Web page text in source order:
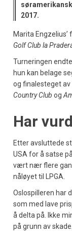
2017.
Marita
Golf Club la
Turneringen
hun kan belage
og finalesteget
Country Club og
Har
Etter avsluttede
USA for å satse
vært nær flere
nåløyet til LPGA.
Oslospilleren har
som med lave
å delta på. Ikke
på grunn av skade.